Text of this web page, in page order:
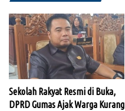
Sekolah Rakyat Resmi di Buka,
DPRD Gumas Ajak Warga Kurang